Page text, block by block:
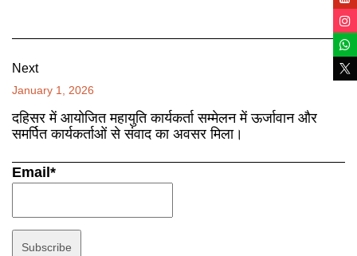
Next
January 1, 2026
दहिसर में आयोजित महायुति कार्यकर्ता सम्मेलन में ऊर्जावान और
समर्पित कार्यकर्ताओं से संवाद का अवसर मिला।
Email*